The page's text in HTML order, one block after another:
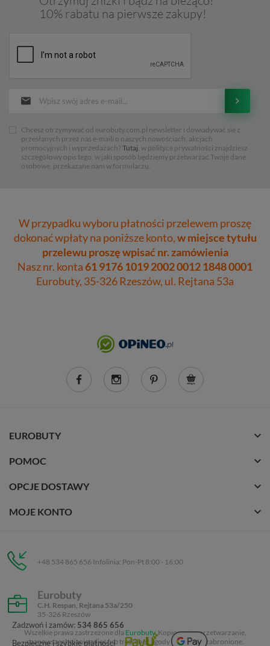
Zadzwoń i zamów: 534 865 656
Bezpieczne i szybkie płatności
10% rabatu na pierwsze zakupy!
Chcesz otrzymywać od eurobuty.com.pl newsletter i dowiadywać sie z
przesłanych przez nas e-maili o naszych nowościach, akcjach
promocyjnych i wyprzedażach? Tutaj , w polityce prywatności znajdziesz
szczegółowy opis tego, w jaki sposób będziemy przetwarzać Twoje dane
osobowe, przekazane nam w formularzu.
W przypadku wyboru płatności przelewem proszę
dokonać wpłaty na poniższe konto,w miejsce tytułu
przelewu proszę wpisać nr. zamówienia
Nasz nr. konta61 9176 1019 2002 0012 1848 0001
Eurobuty, 35-326 Rzeszów, ul. Rejtana 53a
EUROBUTY
POMOC
OPCJE DOSTAWY
MOJE KONTO
+48 534 865 656 Infolinia: Pon-Pt 8:00 - 16:00
Eurobuty
C.H. Respan, Rejtana 53a/250
35-326 Rzeszów
Wszelkie prawa zastrzeżone dla Eurobuty. Kopiowanie, przetwarzanie,
rozpowszechnianie zdjęć lub treści bez zgody autora jest zabronione.